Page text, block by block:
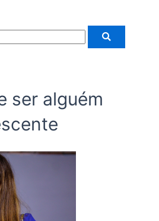
ser alguém